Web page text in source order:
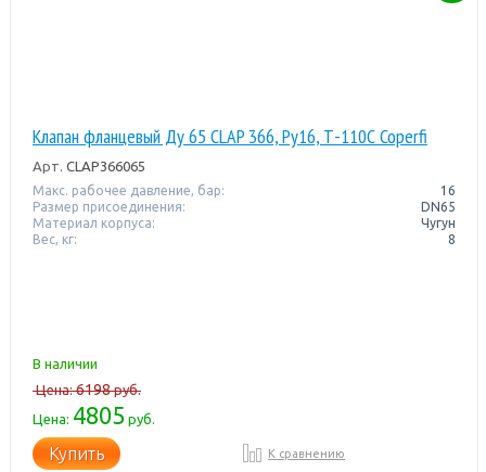
Клапан фланцевый Ду 65 CLAP 366, Ру16, Т-110С Coperfi
Арт. CLAP366065
Макс. рабочее давление, бар:
16
Размер присоединения:
DN65
Материал корпуса:
Чугун
Вес, кг:
8
В наличии
Цена:6198руб.
Цена: 4805руб.
Купить К сравнению